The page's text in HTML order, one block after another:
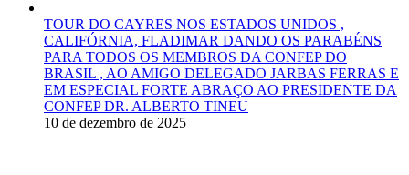
TOUR DO CAYRES NOS ESTADOS UNIDOS ,
CALIFÓRNIA, FLADIMAR DANDO OS PARABÉNS
PARA TODOS OS MEMBROS DA CONFEP DO
BRASIL , AO AMIGO DELEGADO JARBAS FERRAS E
EM ESPECIAL FORTE ABRAÇO AO PRESIDENTE DA
CONFEP DR. ALBERTO TINEU
10 de dezembro de 2025